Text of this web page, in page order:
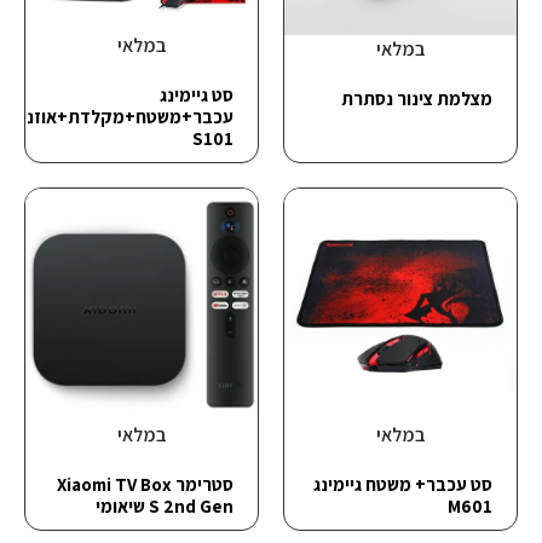
במלאי
מצלמת צינור נסתרת
במלאי
סט גיימינג
עכבר+משטח+מקלדת+אוזניות
S101
במלאי
סט עכבר+ משטח גיימינג
M601
במלאי
סטרימר Xiaomi TV Box
S 2nd Gen שיאומי